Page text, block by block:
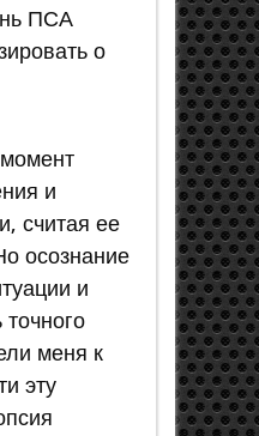
ПСА
о
и
считая ее
осознание
и
меня к
эту